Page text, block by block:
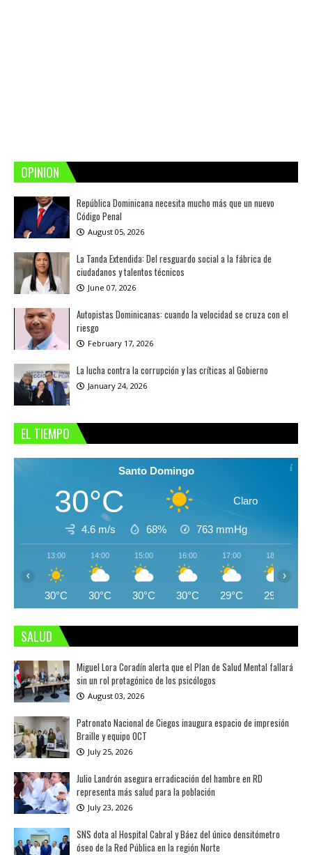
OPINION
República Dominicana necesita mucho más que un nuevo
Código Penal
August 05, 2026
La Tanda Extendida: Del resguardo social a la fábrica de
ciudadanos y talentos técnicos
June 07, 2026
Autopistas Dominicanas: cuando la velocidad se cruza con el
riesgo
February 17, 2026
La lucha contra la corrupción y las críticas al Gobierno
January 24, 2026
EL TIEMPO
Santo Domingo
30°C Claro
4.6 m/s 68% 763 mmHg
13:00
30°C
14:00
30°C
15:00
30°C
16:00
30°C
17:00
29°C
18:00
29°C
‹ ›
SALUD
Miguel Lora Coradín alerta que el Plan de Salud Mental fallará
sin un rol protagónico de los psicólogos
August 03, 2026
Patronato Nacional de Ciegos inaugura espacio de impresión
Braille y equipo OCT
July 25, 2026
Julio Landrón asegura erradicación del hambre en RD
representa más salud para la población
July 23, 2026
SNS dota al Hospital Cabral y Báez del único densitómetro
óseo de la Red Pública en la región Norte